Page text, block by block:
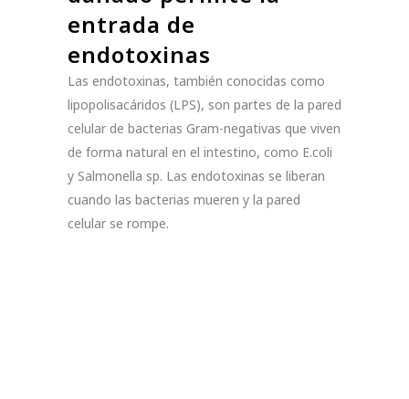
entrada de
endotoxinas
Las endotoxinas, también conocidas como
lipopolisacáridos (LPS), son partes de la pared
celular de bacterias Gram-negativas que viven
de forma natural en el intestino, como E.coli
y Salmonella sp. Las endotoxinas se liberan
cuando las bacterias mueren y la pared
celular se rompe.